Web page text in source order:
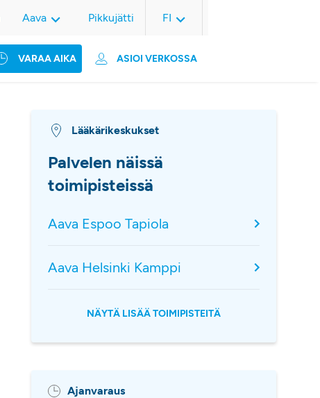
VARAA AIKA ASIOI VERKOSSA
Aava Pikkujätti FI
Lääkärikeskukset
Palvelen näissä
toimipisteissä
Aava Espoo Tapiola
Aava Helsinki Kamppi
NÄYTÄ LISÄÄ TOIMIPISTEITÄ
Ajanvaraus